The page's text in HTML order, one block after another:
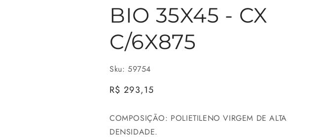
BIO 35X45 - CX
C/6X875
Sku: 59754
Preço
R$ 293,15
COMPOSIÇÃO: POLIETILENO VIRGEM DE ALTA
DENSIDADE.